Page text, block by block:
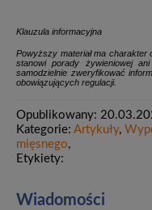
Klauzula informacyjna
Powyższy materiał ma charakter
stanowi porady żywieniowej
samodzielnie zweryfikować
obowiązujących regulacji.
Opublikowany:
Kategorie: Artykuły,
mięsnego,
Etykiety:
Wiadomości